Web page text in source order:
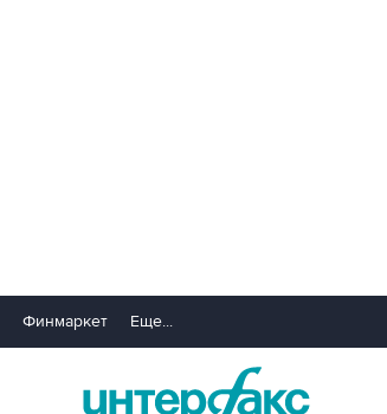
Финмаркет Еще...